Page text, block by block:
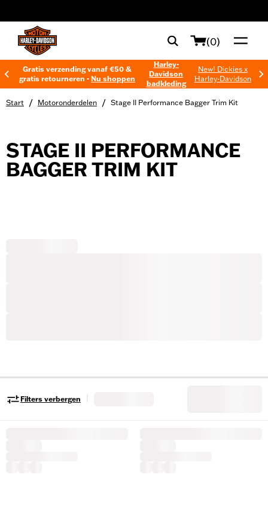
(0)
Gratis verzending vanaf €50 &
gratis retourneren -Nu shoppen
Harley-
Davidson
badkleding
New! Dickies x
Harley-Davidson
Start / Motoronderdelen / Stage II Performance Bagger Trim Kit
STAGE II PERFORMANCE
BAGGER TRIM KIT
Filters verbergen